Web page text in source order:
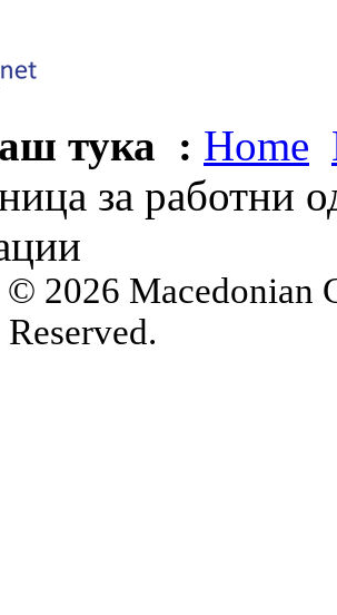
тука : Home
за работни
2026 Macedonian